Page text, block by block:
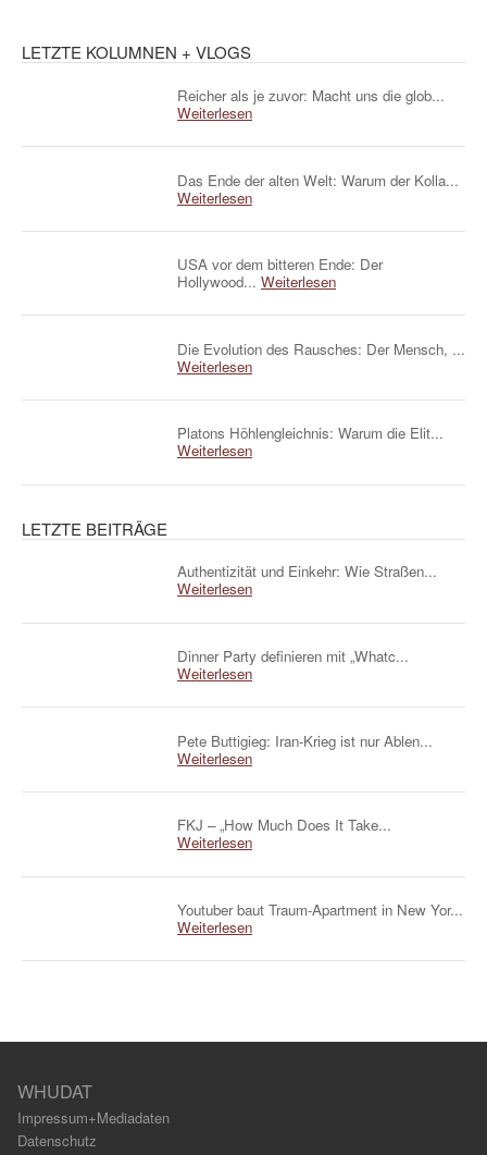
LETZTE KOLUMNEN + VLOGS
Reicher als je zuvor: Macht uns die glob...
Weiterlesen
Das Ende der alten Welt: Warum der Kolla...
Weiterlesen
USA vor dem bitteren Ende: Der
Hollywood... Weiterlesen
Die Evolution des Rausches: Der Mensch, ...
Weiterlesen
Platons Höhlengleichnis: Warum die Elit...
Weiterlesen
LETZTE BEITRÄGE
Authentizität und Einkehr: Wie Straßen...
Weiterlesen
Dinner Party definieren mit „Whatc...
Weiterlesen
Pete Buttigieg: Iran-Krieg ist nur Ablen...
Weiterlesen
FKJ – „How Much Does It Take...
Weiterlesen
Youtuber baut Traum-Apartment in New Yor...
Weiterlesen
WHUDAT
Impressum+Mediadaten
Datenschutz